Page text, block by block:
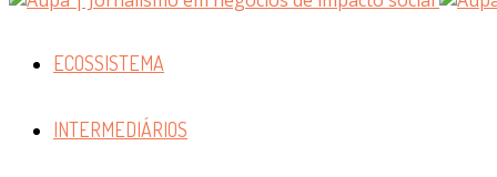
ECOSSISTEMA
INTERMEDIÁRIOS